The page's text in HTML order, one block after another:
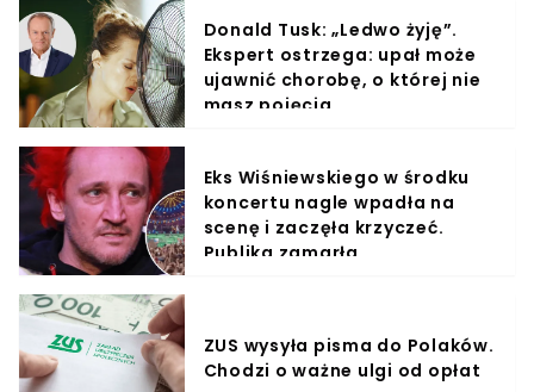
Donald Tusk: „Ledwo żyję”.
Ekspert ostrzega: upał może
ujawnić chorobę, o której nie
masz pojęcia
Eks Wiśniewskiego w środku
koncertu nagle wpadła na
scenę i zaczęła krzyczeć.
Publika zamarła
ZUS wysyła pisma do Polaków.
Chodzi o ważne ulgi od opłat